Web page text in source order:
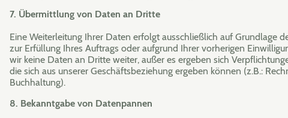
7. Übermittlung von Daten an Dritte
Eine Weiterleitung Ihrer Daten erfolgt ausschließlich auf Grundlage
zur Erfüllung Ihres Auftrags oder aufgrund Ihrer vorherigen
wir keine Daten an Dritte weiter, außer es ergeben sich
die sich aus unserer Geschäftsbeziehung ergeben können (z.B.:
Buchhaltung).
8. Bekanntgabe von Datenpannen